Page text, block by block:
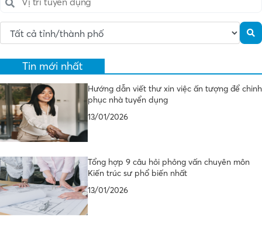
Tin mới nhất
Hướng dẫn viết thư xin việc ấn tượng để chinh
phục nhà tuyển dụng
13/01/2026
Tổng hợp 9 câu hỏi phỏng vấn chuyên môn
Kiến trúc sư phổ biến nhất
13/01/2026